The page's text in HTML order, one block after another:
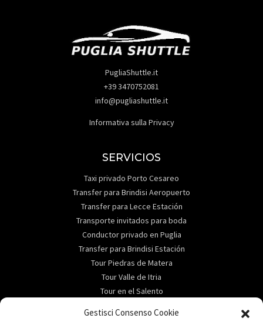
Gestisci Consenso Cookie
PugliaShuttle.it
+39 3470752081
info@pugliashuttle.it
Informativa sulla Privacy
SERVICIOS
Taxi privado Porto Cesareo
Transfer para Brindisi Aeropuerto
Transfer para Lecce Estación
Transporte invitados para boda
Conductor privado en Puglia
Transfer para Brindisi Estación
Tour Piedras de Matera
Tour Valle de Itria
Tour en el Salento
ABOUT